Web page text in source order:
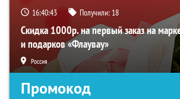
16:40:42 Получили: 18
Скидка 1000р. на первый заказ на
и подарков «Флаувау»
Россия
Промокод